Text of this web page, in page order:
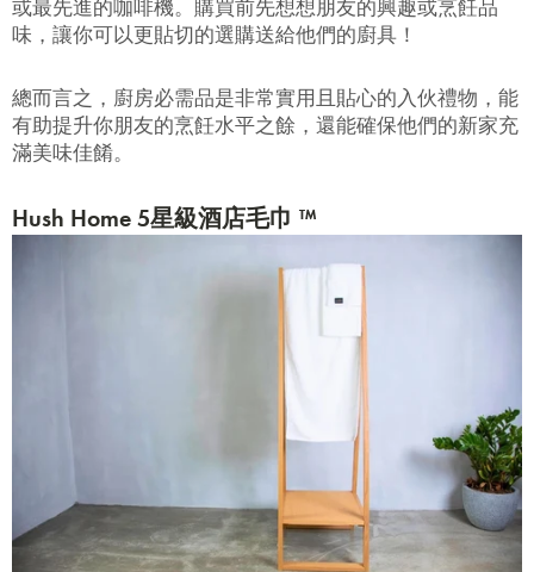
或最先進的咖啡機。購買前先想想朋友的興趣或烹飪品
味，讓你可以更貼切的選購送給他們的廚具！
總而言之，廚房必需品是非常實用且貼心的入伙禮物，能
有助提升你朋友的烹飪水平之餘，還能確保他們的新家充
滿美味佳餚。
Hush Home 5星級酒店毛巾 ™